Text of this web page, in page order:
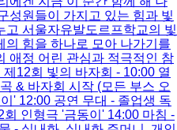
성원들이 가지고 있는 힘과 빛
고 서울자유발도르프학교의 빛
의 힘을 하나로 모아 나가기를
애정 어린 관심과 적극적인 참
12회 빛의 바자회 - 10:00 열
& 바자회 시작 (모든 부스 오
' 12:00 공연 무대 - 졸업생 독
인형극 '금동이' 14:00 마침 -